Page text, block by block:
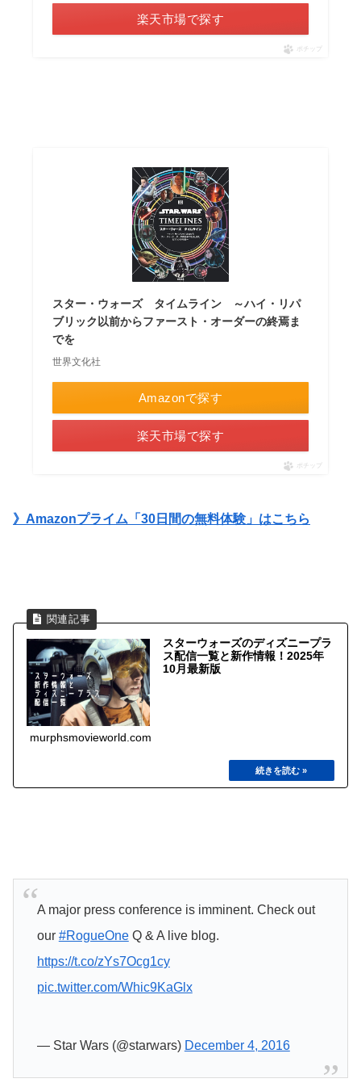
楽天市場で探す
ポチップ
スター・ウォーズ タイムライン ～ハイ・リパ
ブリック以前からファースト・オーダーの終焉ま
でを
世界文化社
Amazonで探す
楽天市場で探す
ポチップ
》Amazonプライム「30日間の無料体験」はこちら
スターウォーズのディズニープラ
ス配信一覧と新作情報！2025年
10月最新版
murphsmovieworld.com
A major press conference is imminent. Check out
our #RogueOneQ & A live blog.
https://t.co/zYs7Ocg1cy
pic.twitter.com/Whic9KaGlx
— Star Wars (@starwars) December 4, 2016